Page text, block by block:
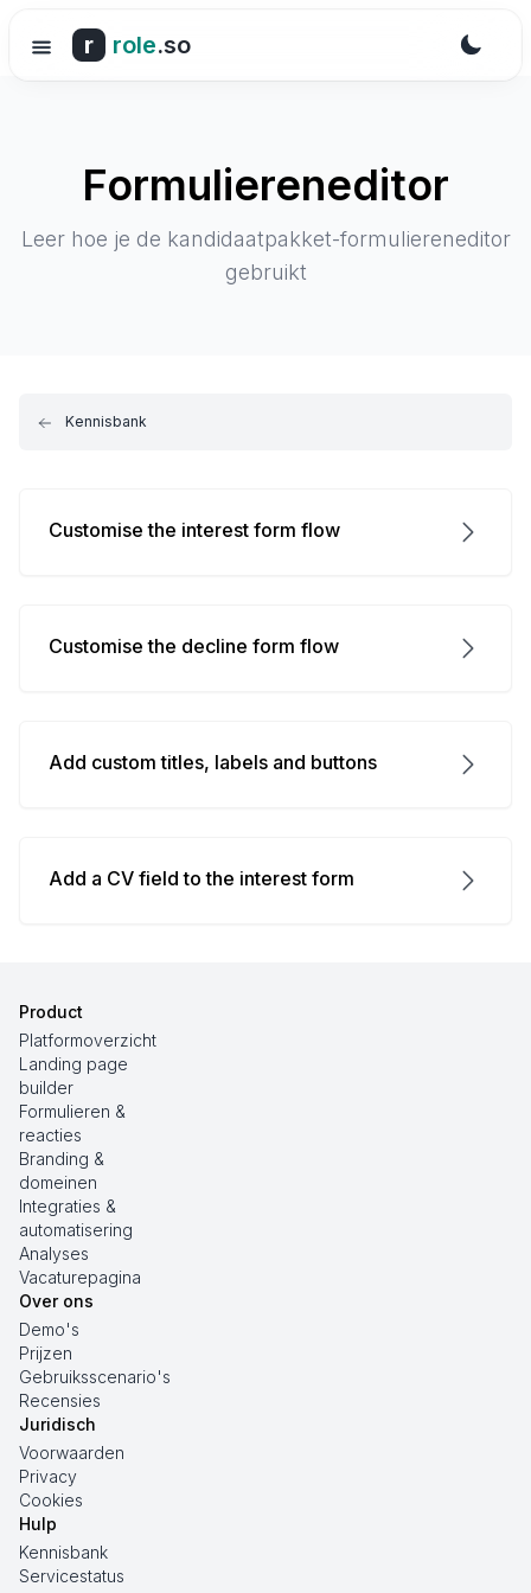
r role.so
Formuliereneditor
Leer hoe je de kandidaatpakket-formuliereneditor
gebruikt
Kennisbank
Customise the interest form flow
Customise the decline form flow
Add custom titles, labels and buttons
Add a CV field to the interest form
Product
Platformoverzicht
Landing page
builder
Formulieren &
reacties
Branding &
domeinen
Integraties &
automatisering
Analyses
Vacaturepagina
Over ons
Demo's
Prijzen
Gebruiksscenario's
Recensies
Juridisch
Voorwaarden
Privacy
Cookies
Hulp
Kennisbank
Servicestatus